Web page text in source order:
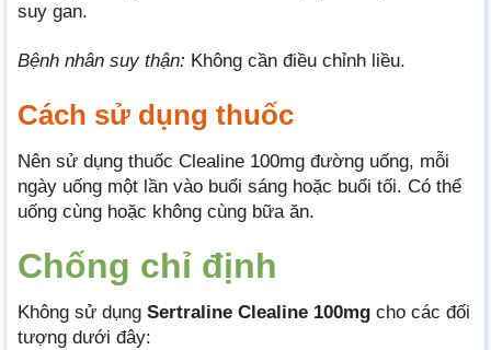
suy gan.
Bệnh nhân suy thận: Không cần điều chỉnh liều.
Cách sử dụng thuốc
Nên sử dụng thuốc Clealine 100mg đường uống, mỗi
ngày uống một lần vào buổi sáng hoặc buổi tối. Có thể
uống cùng hoặc không cùng bữa ăn.
Chống chỉ định
Không sử dụng Sertraline Clealine 100mg cho các đối
tượng dưới đây: